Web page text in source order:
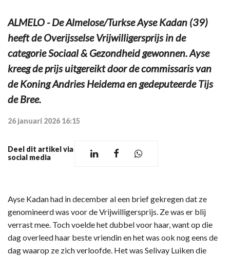
ALMELO - De Almelose/Turkse Ayse Kadan (39)
heeft de Overijsselse Vrijwilligersprijs in de
categorie Sociaal & Gezondheid gewonnen. Ayse
kreeg de prijs uitgereikt door de commissaris van
de Koning Andries Heidema en gedeputeerde Tijs
de Bree.
26 januari 2026 16:15
Deel dit artikel via
social media
Ayse Kadan had in december al een brief gekregen dat ze
genomineerd was voor de Vrijwilligersprijs. Ze was er blij
verrast mee. Toch voelde het dubbel voor haar, want op die
dag overleed haar beste vriendin en het was ook nog eens de
dag waarop ze zich verloofde. Het was Selivay Luiken die